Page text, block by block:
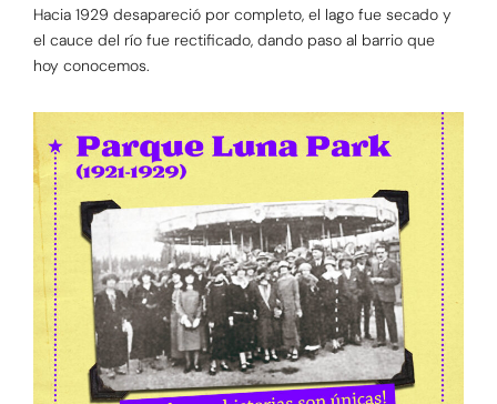
Hacia 1929 desapareció por completo, el lago fue secado y
el cauce del río fue rectificado, dando paso al barrio que
hoy conocemos.